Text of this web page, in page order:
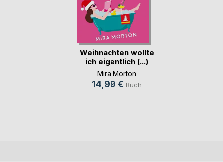
Weihnachten wollte
ich eigentlich (...)
Mira Morton
14,99 € Buch